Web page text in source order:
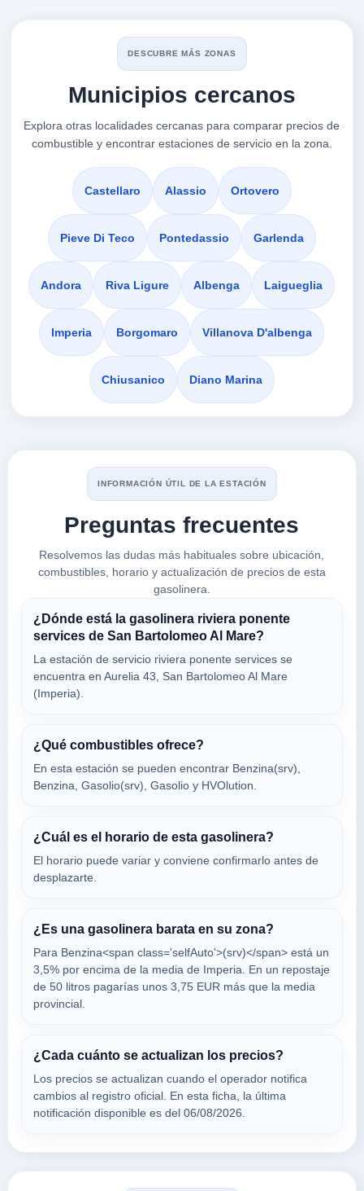
DIANO MARINA-VIA
DIANO MARINA,
a 2.47 Km
Autostrada A10 Savona-ventimiglia, Km. 97+...
SAN BARTOLOMEO AL MARE,
18016
VER PRECIOS
VALLE CHIAPPA
a 2.47 Km
Autostrada A10 Savona-ventimiglia, Km. 97+...
SAN BARTOLOMEO AL MARE,
18016
VER PRECIOS
51612 ANDORA
163 RINOVO
A10 Savona-ventimiglia, Km. 95, Ovest -
VER PRECIOS
a 5.32 Km
Via Merula 9
beltrame e
a 5.54 Km
ANDORA,
18016
Via Xxv Aprile 136
IMPERIA,
18016
IM GARESSIO
IMPERIA,
18016
Buscar en San Bartolomeo al Mare
DESCUBRE MÁS ZONAS
Municipios cercanos
Explora otras localidades cercanas para comparar precios de
combustible y encontrar estaciones de servicio en la zona.
Castellaro Alassio Ortovero
Pieve Di Teco Pontedassio Garlenda
Andora Riva Ligure Albenga Laigueglia
Imperia Borgomaro Villanova D'albenga
Chiusanico Diano Marina
INFORMACIÓN ÚTIL DE LA ESTACIÓN
Preguntas frecuentes
Resolvemos las dudas más habituales sobre ubicación,
combustibles, horario y actualización de precios de esta
gasolinera.
¿Dónde está la gasolinera riviera ponente
services de San Bartolomeo Al Mare?
La estación de servicio riviera ponente services se
encuentra en Aurelia 43, San Bartolomeo Al Mare
(Imperia).
¿Qué combustibles ofrece?
En esta estación se pueden encontrar Benzina(srv),
Benzina, Gasolio(srv), Gasolio y HVOlution.
¿Cuál es el horario de esta gasolinera?
El horario puede variar y conviene confirmarlo antes de
desplazarte.
¿Es una gasolinera barata en su zona?
Para Benzina<span class='selfAuto'>(srv)</span> está un
3,5% por encima de la media de Imperia. En un repostaje
de 50 litros pagarías unos 3,75 EUR más que la media
provincial.
¿Cada cuánto se actualizan los precios?
Los precios se actualizan cuando el operador notifica
cambios al registro oficial. En esta ficha, la última
notificación disponible es del 06/08/2026.